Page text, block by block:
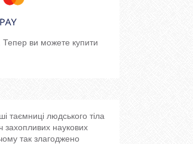
Тепер ви можете купити
таємниці людського тіла
захопливих наукових
так злагоджено